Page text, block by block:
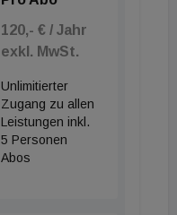
120,- € / Jahr
exkl. MwSt.
Unlimitierter
Zugang zu allen
Leistungen inkl.
5 Personen
Abos